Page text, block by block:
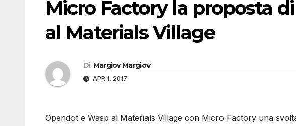
Micro Factory la proposta
al Materials Village
Di Margiov Margiov
APR 1, 2017
Opendot e Wasp al Materials Village con Micro Factory una